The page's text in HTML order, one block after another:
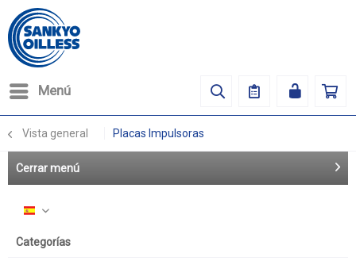
Menú
Vista general Placas Impulsoras
Cerrar menú
Español
Categorías